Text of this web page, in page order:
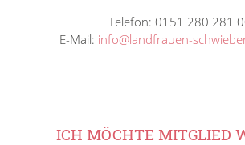
Telefon: 0151 280 281
E-Mail: info@landfrauen-
ICH MÖCHTE MITGLIED